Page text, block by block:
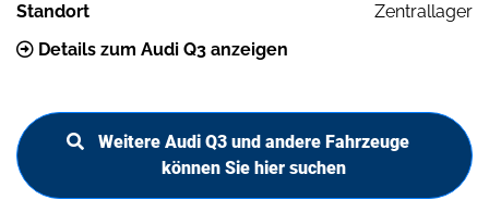
Standort
Zentrallager
Details zum Audi Q3 anzeigen
Weitere Audi Q3 und andere Fahrzeuge
können Sie hier suchen